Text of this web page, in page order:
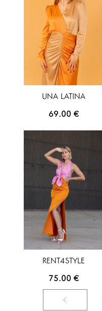
UNA LATINA
69.00 €
RENT4STYLE
75.00 €